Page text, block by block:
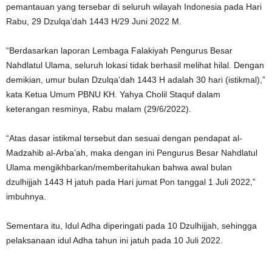
pemantauan yang tersebar di seluruh wilayah Indonesia pada Hari
Rabu, 29 Dzulqa’dah 1443 H/29 Juni 2022 M.
“Berdasarkan laporan Lembaga Falakiyah Pengurus Besar
Nahdlatul Ulama, seluruh lokasi tidak berhasil melihat hilal. Dengan
demikian, umur bulan Dzulqa’dah 1443 H adalah 30 hari (istikmal),”
kata Ketua Umum PBNU KH. Yahya Cholil Staquf dalam
keterangan resminya, Rabu malam (29/6/2022).
“Atas dasar istikmal tersebut dan sesuai dengan pendapat al-
Madzahib al-Arba’ah, maka dengan ini Pengurus Besar Nahdlatul
Ulama mengikhbarkan/memberitahukan bahwa awal bulan
dzulhijjah 1443 H jatuh pada Hari jumat Pon tanggal 1 Juli 2022,”
imbuhnya.
Sementara itu, Idul Adha diperingati pada 10 Dzulhijjah, sehingga
pelaksanaan idul Adha tahun ini jatuh pada 10 Juli 2022.